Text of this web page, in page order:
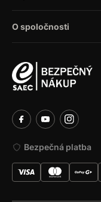
O spoločnosti
Bezpečná platba